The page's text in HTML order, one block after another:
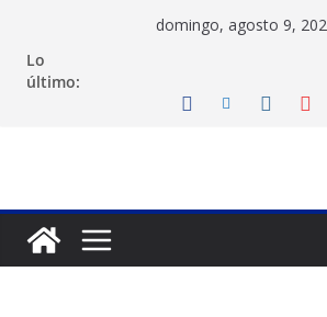
contenido
domingo, agosto 9,
Lo
último: